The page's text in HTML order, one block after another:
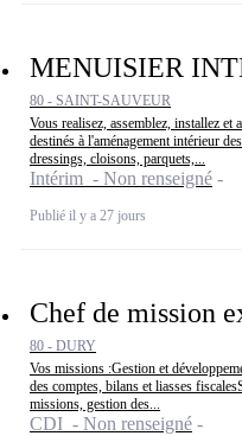
MENUISIER
80 - SAINT-SAUVEUR
Vous realisez, assemblez, installez
destinés à l'aménagement intérieur
dressings, cloisons, parquets,...
Intérim - Non renseigné
Publié il y a 27 jours
Chef de mission
80 - DURY
Vos missions :Gestion et
des comptes, bilans et liasses
missions, gestion des...
CDI - Non renseigné